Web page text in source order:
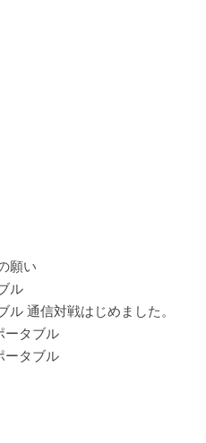
願い
ル
通信対戦はじめました。
ータブル
ータブル